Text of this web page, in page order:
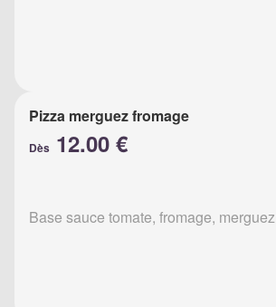
Pizza merguez fromage
Dès 12.00 €
Base sauce tomate, fromage, merguez